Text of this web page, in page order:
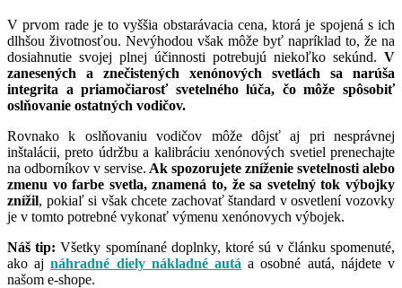
V prvom rade je to vyššia obstarávacia cena, ktorá je spojená s ich
dlhšou životnosťou. Nevýhodou však môže byť napríklad to, že na
dosiahnutie svojej plnej účinnosti potrebujú niekoľko sekúnd. V
zanesených a znečistených xenónových svetlách sa narúša
integrita a priamočiarosť svetelného lúča, čo môže spôsobiť
oslňovanie ostatných vodičov.
Rovnako k oslňovaniu vodičov môže dôjsť aj pri nesprávnej
inštalácii, preto údržbu a kalibráciu xenónových svetiel prenechajte
na odborníkov v servise. Ak spozorujete zníženie svetelnosti alebo
zmenu vo farbe svetla, znamená to, že sa svetelný tok výbojky
znížil, pokiaľ si však chcete zachovať štandard v osvetlení vozovky
je v tomto potrebné vykonať výmenu xenónovych výbojek.
Náš tip:Všetky spomínané doplnky, ktoré sú v článku spomenuté,
ako ajnáhradné diely nákladné autá a osobné autá, nájdete v
našom e-shope.